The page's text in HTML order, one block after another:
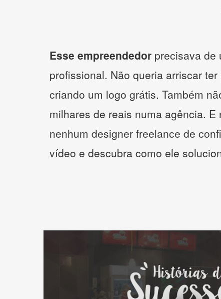
Esse empreendedor precisava de
profissional. Não queria arriscar
criando um logo grátis. Também
milhares de reais numa agência. E
nenhum designer freelance de
vídeo e descubra como ele